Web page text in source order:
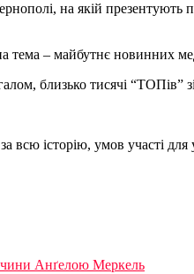
на якій
тема – майбутнє новинних
близько тисячі “ТОПів”
історію, умов участі для
Анґелою Меркель